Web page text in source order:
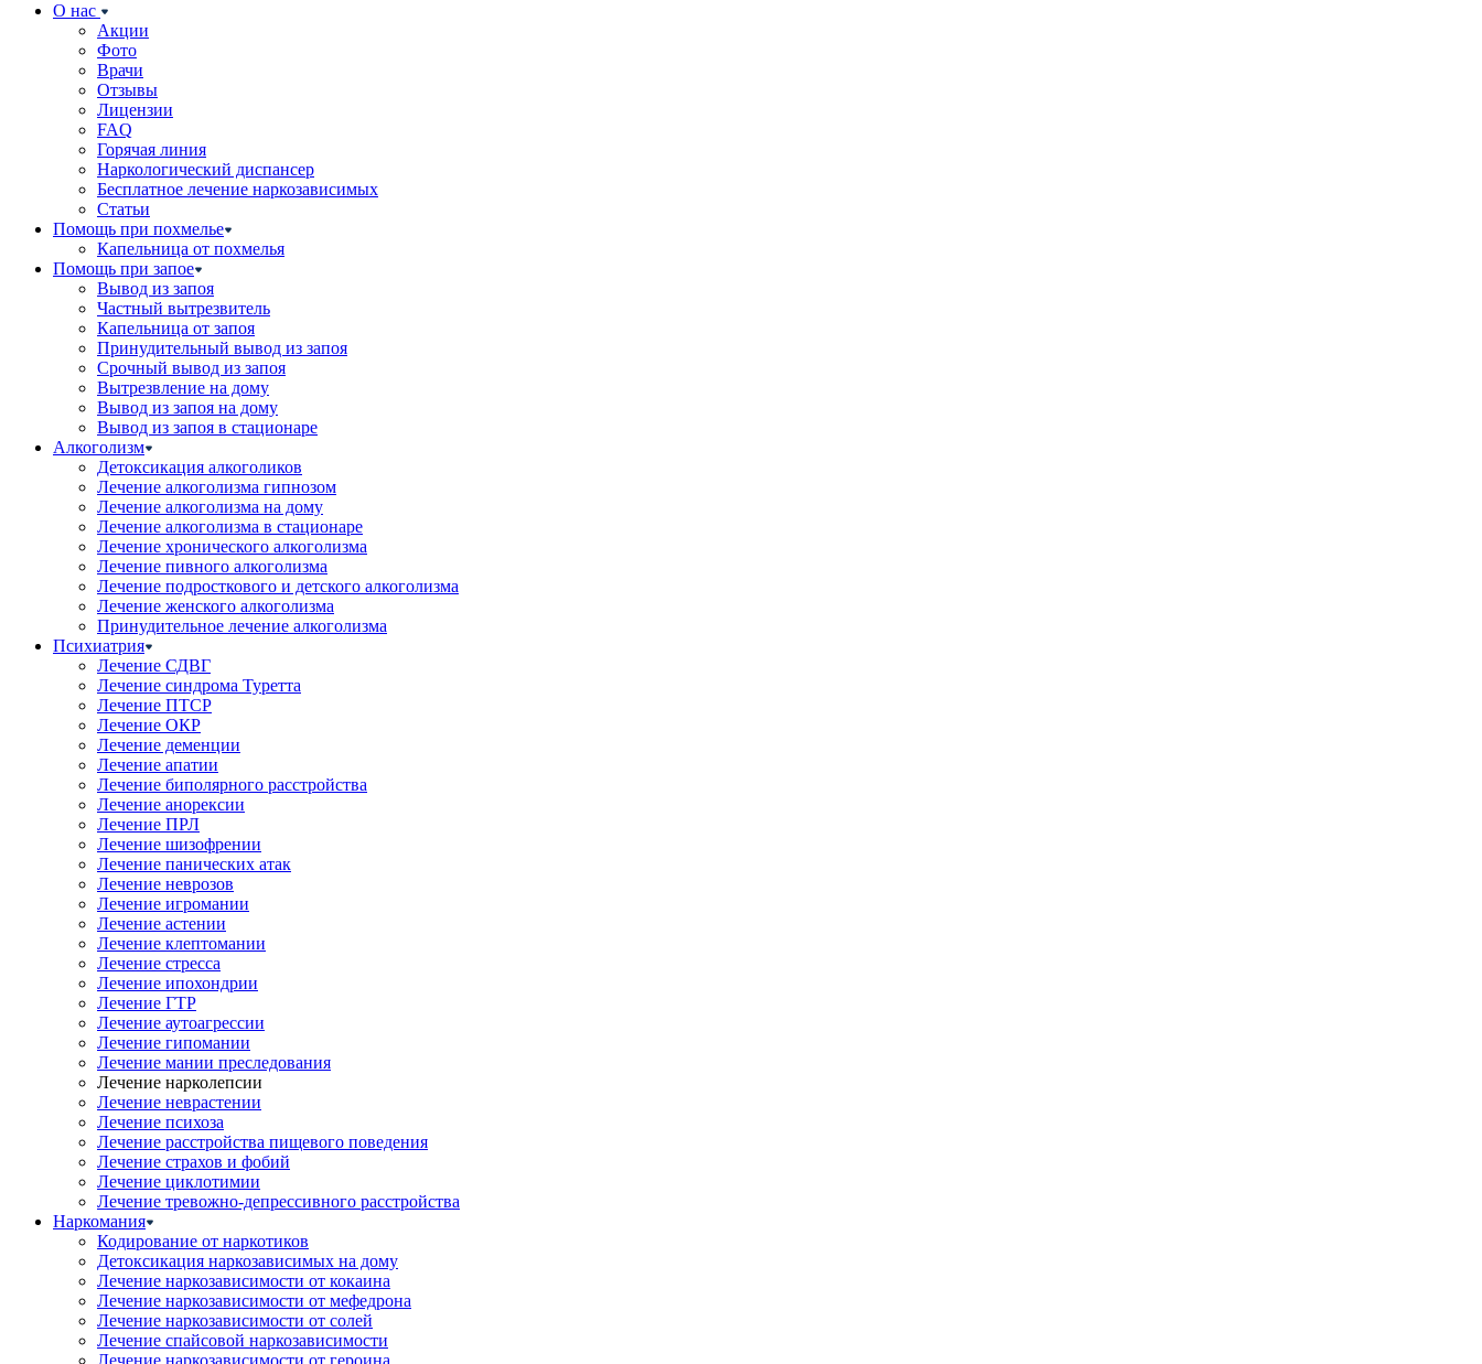
О нас
Акции
Фото
Врачи
Отзывы
Лицензии
FAQ
Горячая линия
Наркологический диспансер
Бесплатное лечение наркозависимых
Статьи
Помощь при похмелье
Капельница от похмелья
Помощь при запое
Вывод из запоя
Частный вытрезвитель
Капельница от запоя
Принудительный вывод из запоя
Срочный вывод из запоя
Вытрезвление на дому
Вывод из запоя на дому
Вывод из запоя в стационаре
Алкоголизм
Детоксикация алкоголиков
Лечение алкоголизма гипнозом
Лечение алкоголизма на дому
Лечение алкоголизма в стационаре
Лечение хронического алкоголизма
Лечение пивного алкоголизма
Лечение подросткового и детского алкоголизма
Лечение женского алкоголизма
Принудительное лечение алкоголизма
Психиатрия
Лечение СДВГ
Лечение синдрома Туретта
Лечение ПТСР
Лечение ОКР
Лечение деменции
Лечение апатии
Лечение биполярного расстройства
Лечение анорексии
Лечение ПРЛ
Лечение шизофрении
Лечение панических атак
Лечение неврозов
Лечение игромании
Лечение астении
Лечение клептомании
Лечение стресса
Лечение ипохондрии
Лечение ГТР
Лечение аутоагрессии
Лечение гипомании
Лечение мании преследования
Лечение нарколепсии
Лечение неврастении
Лечение психоза
Лечение расстройства пищевого поведения
Лечение страхов и фобий
Лечение циклотимии
Лечение тревожно-депрессивного расстройства
Наркомания
Кодирование от наркотиков
Детоксикация наркозависимых на дому
Лечение наркозависимости от кокаина
Лечение наркозависимости от мефедрона
Лечение наркозависимости от солей
Лечение спайсовой наркозависимости
Лечение наркозависимости от героина